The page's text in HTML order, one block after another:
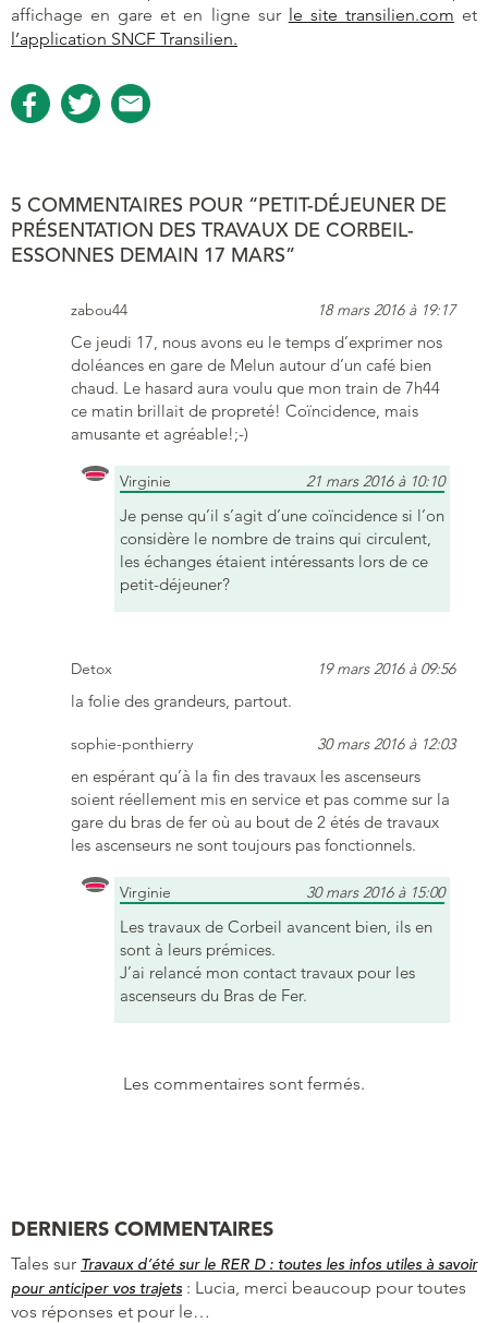
affichage en gare et en ligne sur le site transilien.com et
l’application SNCF Transilien.
5 COMMENTAIRES POUR “PETIT-DÉJEUNER DE
PRÉSENTATION DES TRAVAUX DE CORBEIL-
ESSONNES DEMAIN 17 MARS”
zabou44 18 mars 2016 à 19:17
Ce jeudi 17, nous avons eu le temps d’exprimer nos
doléances en gare de Melun autour d’un café bien
chaud. Le hasard aura voulu que mon train de 7h44
ce matin brillait de propreté! Coïncidence, mais
amusante et agréable!;-)
Virginie 21 mars 2016 à 10:10
Je pense qu’il s’agit d’une coïncidence si l’on
considère le nombre de trains qui circulent,
les échanges étaient intéressants lors de ce
petit-déjeuner?
Detox 19 mars 2016 à 09:56
la folie des grandeurs, partout.
sophie-ponthierry 30 mars 2016 à 12:03
en espérant qu’à la fin des travaux les ascenseurs
soient réellement mis en service et pas comme sur la
gare du bras de fer où au bout de 2 étés de travaux
les ascenseurs ne sont toujours pas fonctionnels.
Virginie 30 mars 2016 à 15:00
Les travaux de Corbeil avancent bien, ils en
sont à leurs prémices.
J’ai relancé mon contact travaux pour les
ascenseurs du Bras de Fer.
Les commentaires sont fermés.
DERNIERS COMMENTAIRES
Tales sur Travaux d’été sur le RER D : toutes les infos utiles à savoir
pour anticiper vos trajets : Lucia, merci beaucoup pour toutes
vos réponses et pour le…